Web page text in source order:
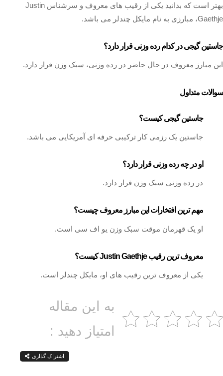
بهتر است که بدانید یکی از رقیب های معروف و سرشناس Justin
Gaethje، مبارزی به نام مایکل چندلر می باشد.
جاستین گیجی در کدام رده وزنی قرار دارد؟
این مبارز معروف در حال حاضر در رده وزنی، سبک وزن قرار دارد.
سوالات متداول
جاستین گیجی کیست؟
جاستین یک رزمی کار ترکیبی حرفه ای آمریکایی می باشد.
او در چه رده وزنی قرار دارد؟
در رده وزنی سبک وزن قرار دارد.
مهم ترین افتخارات این مبارز معروف چیست؟
او یک قهرمان موقت سبک وزن یو اف سی است.
معروف ترین رقیب Justin Gaethje کیست؟
یکی از معروف ترین رقیب های او، مایکل چندلر است.
به این مقاله
امتیاز دهید :
اشتراک گذاری